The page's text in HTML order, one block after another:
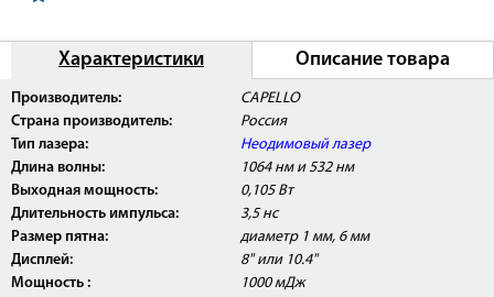
Характеристики Описание товара
Производитель:
CAPELLO
Страна производитель:
Россия
Тип лазера:
Неодимовый лазер
Длина волны:
1064 нм и 532 нм
Выходная мощность:
0,105 Вт
Длительность импульса:
3,5 нс
Размер пятна:
диаметр 1 мм, 6 мм
Дисплей:
8" или 10.4"
Мощность :
1000 мДж
Внимание: лазер Capello VIVA
испытания, имеет Регистрационное Удостоверение
Росздравнадзора РФ, а также сертификат
соответствия РОСТ.